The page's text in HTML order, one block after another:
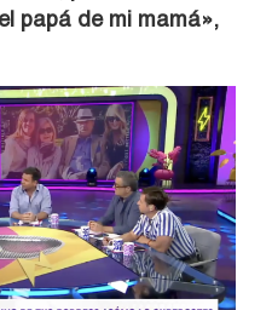
papá de mi mamá»,